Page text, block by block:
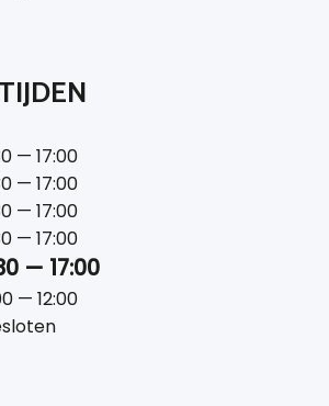
— 17:00
— 17:00
— 17:00
— 17:00
— 17:00
— 12:00